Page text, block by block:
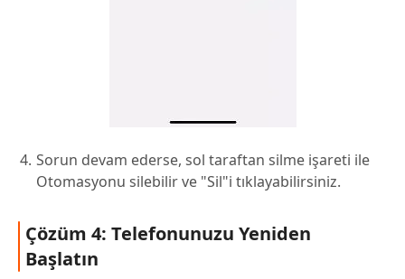
Sorun devam ederse, sol taraftan silme işareti ile
Otomasyonu silebilir ve "Sil"i tıklayabilirsiniz.
Çözüm 4: Telefonunuzu Yeniden
Başlatın